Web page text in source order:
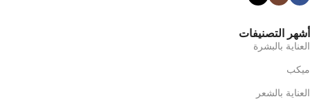
أشهر التصنيفات
العناية بالبشرة
ميكب
العناية بالشعر